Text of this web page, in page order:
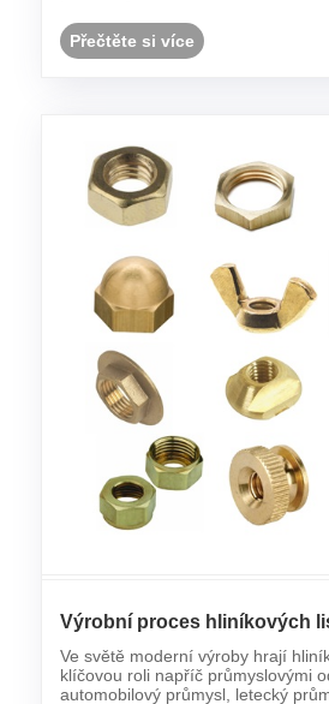
principy způsobem, který si
ani ......
Přečtěte si více
Výrobní proces hliníkových
Ve světě moderní výroby hrají
klíčovou roli napříč průmyslovými
automobilový průmysl, letecký